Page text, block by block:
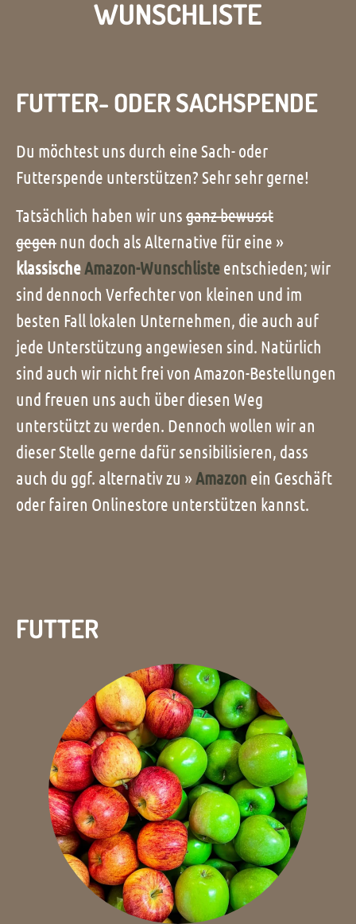
WUNSCHLISTE
FUTTER- ODER SACHSPENDE
Du möchtest uns durch eine Sach- oder
Futterspende unterstützen? Sehr sehr gerne!
Tatsächlich haben wir unsganz bewusst
gegennun doch als Alternative für eine »
klassischeAmazon-Wunschlisteentschieden; wir
sind dennoch Verfechter von kleinen und im
besten Fall lokalen Unternehmen, die auch auf
jede Unterstützung angewiesen sind. Natürlich
sind auch wir nicht frei von Amazon-Bestellungen
und freuen uns auch über diesen Weg
unterstützt zu werden. Dennoch wollen wir an
dieser Stelle gerne dafür sensibilisieren, dass
auch du ggf. alternativ zu »Amazon ein Geschäft
oder fairen Onlinestore unterstützen kannst.
FUTTER